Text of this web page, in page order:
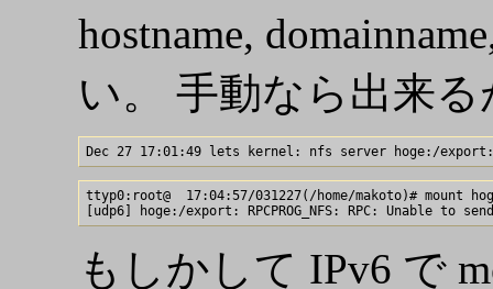
hostname,
い。 手動なら出来る
ttyp0:root@  17:04:57/031227(/home/makoto)# mount
もしかして IPv6 で